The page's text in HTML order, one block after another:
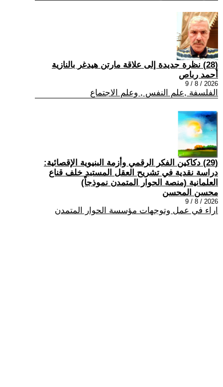
(28) نظرة جديدة إلى علاقة مارتن هيدغر بالنازية
أحمد رباص
2026 / 8 / 9
الفلسفة ,علم النفس , وعلم الاجتماع
(29) دكاكين الفكر الرقمي وأزمة البنيوية الإقصائية:
دراسة نقدية في تشريح العقل المستبد خلف قناع
العلمانية (منصة الحوار المتمدن نموذجاً)
محسن المحسن
2026 / 8 / 9
اراء في عمل وتوجهات مؤسسة الحوار المتمدن